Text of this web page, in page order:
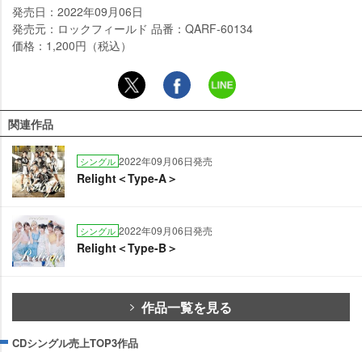
発売日：2022年09月06日
発売元：ロックフィールド 品番：QARF-60134
価格：1,200円（税込）
関連作品
シングル 2022年09月06日発売
Relight＜Type-A＞
シングル 2022年09月06日発売
Relight＜Type-B＞
作品一覧を見る
CDシングル売上TOP3作品